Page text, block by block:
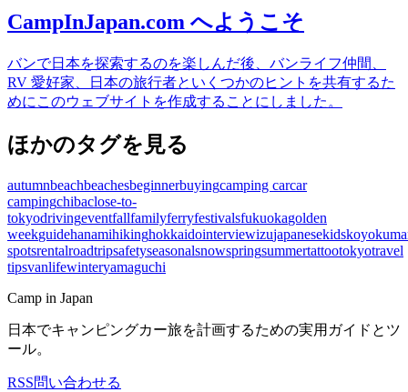
CampInJapan.com へようこそ
バンで日本を探索するのを楽しんだ後、バンライフ仲間、
RV 愛好家、日本の旅行者といくつかのヒントを共有するた
めにこのウェブサイトを作成することにしました。
ほかのタグを見る
autumnbeachbeachesbeginnerbuyingcamping carcar
campingchibaclose-to-
tokyodrivingeventfallfamilyferryfestivalsfukuokagolden
weekguidehanamihikinghokkaidointerviewizujapanesekidskoyo
spotsrentalroadtripsafetyseasonalsnowspringsummertattootokyotravel
tipsvanlifewinteryamaguchi
Camp in Japan
日本でキャンピングカー旅を計画するための実用ガイドとツ
ール。
RSS問い合わせる